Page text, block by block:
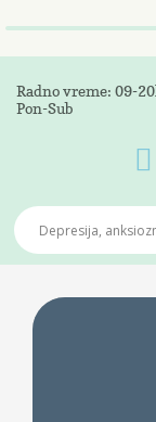
Radno vreme: 09-
Pon-Sub
